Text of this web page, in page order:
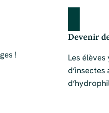
!
Devenir
Les